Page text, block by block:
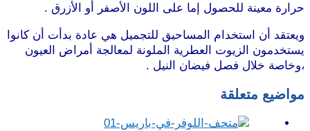
حرارة معينة للحصول إما على اللون الأصفر أو الأزرق .
ويعتقد أن استخدام المساحيق للتجميل هي عادة بدأت أن كانوا
يستخدمون الزيوت العطرية الملونة لمعالجة أمراض العيون
،وخاصة خلال فصل فيضان النيل .
مواضيع متعلقة